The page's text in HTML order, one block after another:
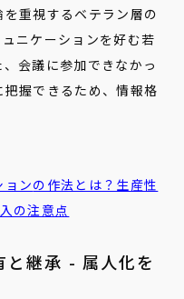
重視するベテラン層の
ニケーションを好む若
会議に参加できなかっ
握できるため、情報格
ョンの作法とは？生産性
の注意点
と継承 - 属人化を